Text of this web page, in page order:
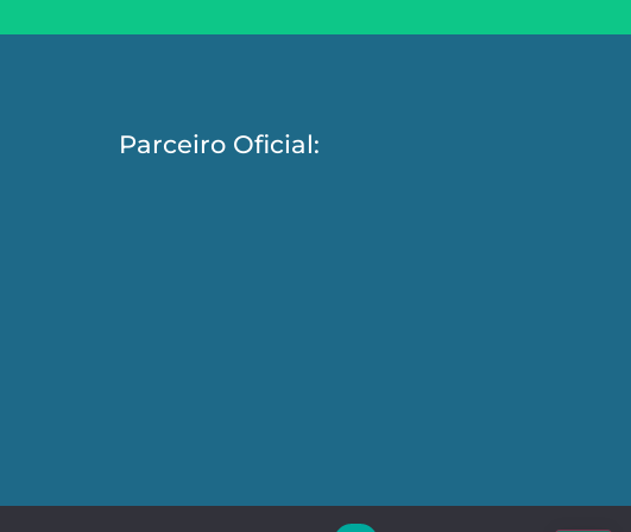
Parceiro Oficial: